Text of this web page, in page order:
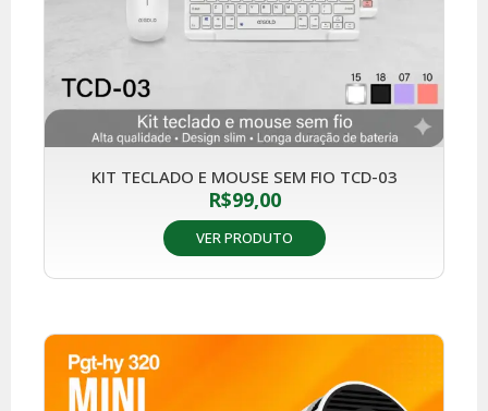
KIT TECLADO E MOUSE SEM FIO TCD-03
R$99,00
VER PRODUTO